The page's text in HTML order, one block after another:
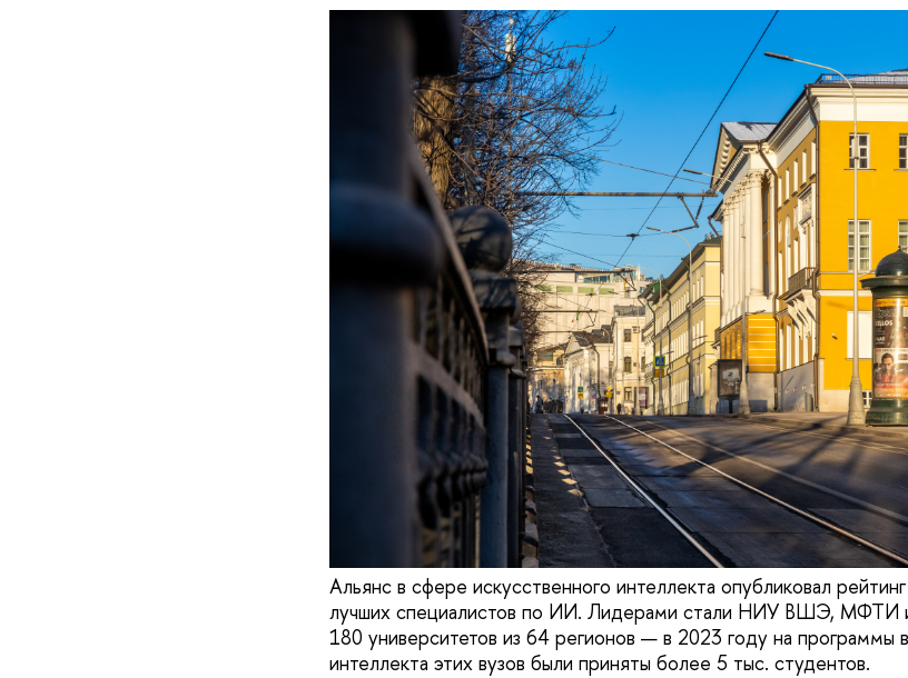
Альянс в сфере искусственного интеллекта опубликовал
лучших специалистов по ИИ. Лидерами стали НИУ ВШЭ, МФТИ
180 университетов из 64 регионов — в 2023 году на программы
интеллекта этих вузов были приняты более 5 тыс. студентов.